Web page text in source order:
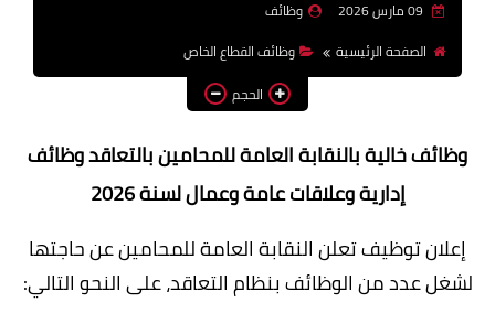
بالجامعات والمعاهد
اخبار
وظائف
الصفحة الرئيسية
وظائف القطاع الخاص
الحجم
وظائف خالية بالنقابة العامة للمحامين بالتعاقد وظائف
إدارية وعلاقات عامة وعمال لسنة 2026
إعلان توظيف تعلن النقابة العامة للمحامين عن حاجتها
لشغل عدد من الوظائف بنظام التعاقد، على النحو التالي: